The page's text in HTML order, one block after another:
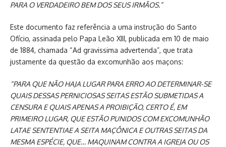
PARA O VERDADEIRO BEM DOS SEUS IRMÃOS.”
Este documento faz referência a uma instrução do Santo
Ofício, assinada pelo Papa Leão XIII, publicada em 10 de maio
de 1884, chamada “Ad gravissima advertenda”, que trata
justamente da questão da excomunhão aos maçons:
“PARA QUE NÃO HAJA LUGAR PARA ERRO AO DETERMINAR-SE
QUAIS DESSAS PERNICIOSAS SEITAS ESTÃO SUBMETIDAS A
CENSURA E QUAIS APENAS A PROIBIÇÃO, CERTO É, EM
PRIMEIRO LUGAR, QUE ESTÃO PUNIDOS COM EXCOMUNHÃO
LATAE SENTENTIAE A SEITA MAÇÔNICA E OUTRAS SEITAS DA
MESMA ESPÉCIE, QUE… MAQUINAM CONTRA A IGREJA OU OS